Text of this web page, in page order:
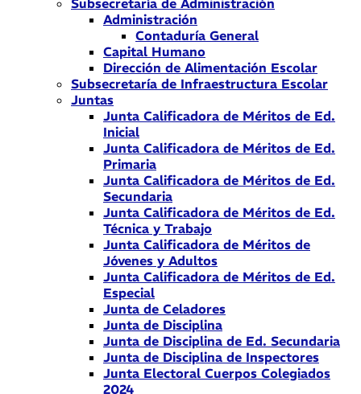
Subsecretaría de Administración
Administración
Contaduría General
Capital Humano
Dirección de Alimentación Escolar
Subsecretaría de Infraestructura Escolar
Juntas
Junta Calificadora de Méritos de Ed.
Inicial
Junta Calificadora de Méritos de Ed.
Primaria
Junta Calificadora de Méritos de Ed.
Secundaria
Junta Calificadora de Méritos de Ed.
Técnica y Trabajo
Junta Calificadora de Méritos de
Jóvenes y Adultos
Junta Calificadora de Méritos de Ed.
Especial
Junta de Celadores
Junta de Disciplina
Junta de Disciplina de Ed. Secundaria
Junta de Disciplina de Inspectores
Junta Electoral Cuerpos Colegiados
2024